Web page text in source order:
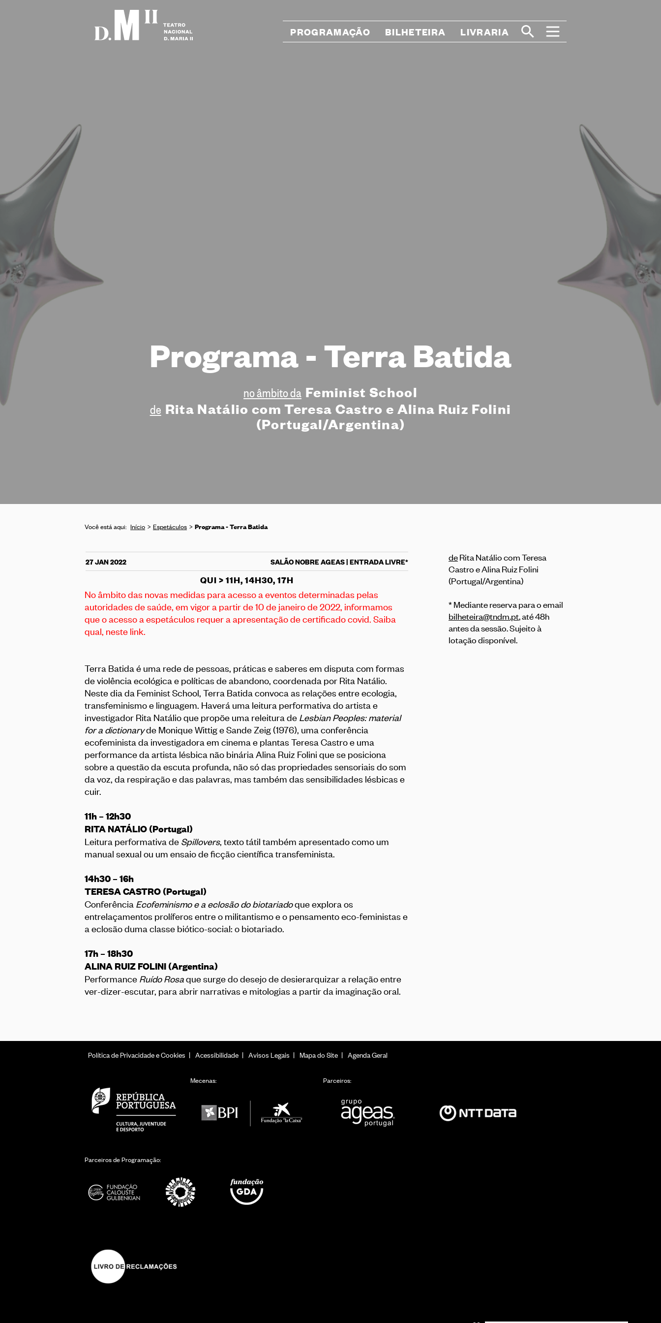
PROGRAMAÇÃO BILHETEIRA LIVRARIA
Programa - Terra Batida
no âmbito da Feminist School
de Rita Natálio com Teresa Castro e Alina Ruiz Folini
(Portugal/Argentina)
Você está aqui: Início Espetáculos Programa - Terra Batida
27 JAN 2022 SALÃO NOBRE AGEAS | ENTRADA LIVRE*
QUI > 11H, 14H30, 17H
deRita Natálio com Teresa
Castro e Alina Ruiz Folini
(Portugal/Argentina)
* Mediante reserva para o email
bilheteira@tndm.pt, até 48h
antes da sessão. Sujeito à
lotação disponível.
No âmbito das novas medidas para acesso a eventos determinadas pelas
autoridades de saúde, em vigor a partir de 10 de janeiro de 2022, informamos
que o acesso a espetáculos requer a apresentação de certificado covid. Saiba
qual, neste link.
Terra Batida é uma rede de pessoas, práticas e saberes em disputa com formas
de violência ecológica e políticas de abandono, coordenada por Rita Natálio.
Neste dia da Feminist School, Terra Batida convoca as relações entre ecologia,
transfeminismo e linguagem. Haverá uma leitura performativa do artista e
investigador Rita Natálio que propõe uma releitura de Lesbian Peoples: material
for a dictionaryde Monique Wittig e Sande Zeig (1976), uma conferência
ecofeminista da investigadora em cinema e plantas Teresa Castro e uma
performance da artista lésbica não binária Alina Ruiz Folini que se posiciona
sobre a questão da escuta profunda, não só das propriedades sensoriais do som
da voz, da respiração e das palavras, mas também das sensibilidades lésbicas e
cuir.
11h – 12h30
RITA NATÁLIO (Portugal)
Leitura performativa de Spillovers, texto tátil também apresentado como um
manual sexual ou um ensaio de ficção científica transfeminista.
14h30 – 16h
TERESA CASTRO (Portugal)
Conferência Ecofeminismo e a eclosão do biotariadoque explora os
entrelaçamentos prolíferos entre o militantismo e o pensamento eco-feministas e
a eclosão duma classe biótico-social: o biotariado.
17h – 18h30
ALINA RUIZ FOLINI (Argentina)
Performance Ruído Rosaque surge do desejo de desierarquizar a relação entre
ver-dizer-escutar, para abrir narrativas e mitologias a partir da imaginação oral.
Política de Privacidade e Cookies Acessibilidade Avisos Legais Mapa do Site Agenda Geral
Mecenas: Parceiros:
Parceiros de Programação: